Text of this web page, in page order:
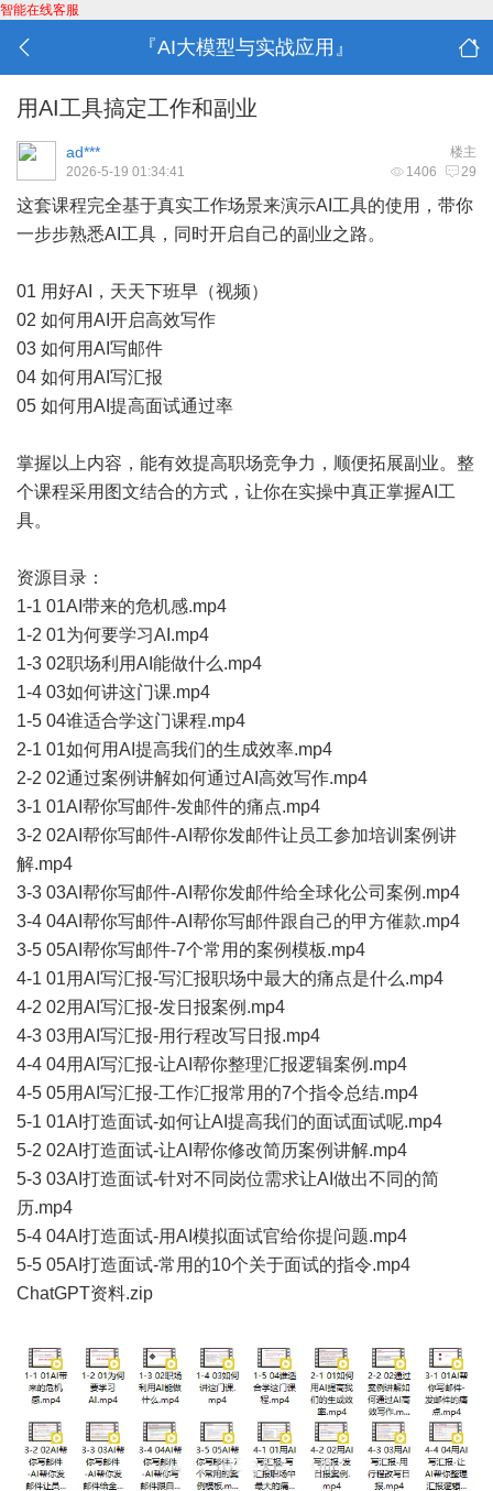
智能在线客服
『AI大模型与实战应用』
用AI工具搞定工作和副业
楼主
ad***
1406 29
2026-5-19 01:34:41
这套课程完全基于真实工作场景来演示AI工具的使用，带你
一步步熟悉AI工具，同时开启自己的副业之路。
01 用好AI，天天下班早（视频）
02 如何用AI开启高效写作
03 如何用AI写邮件
04 如何用AI写汇报
05 如何用AI提高面试通过率
掌握以上内容，能有效提高职场竞争力，顺便拓展副业。整
个课程采用图文结合的方式，让你在实操中真正掌握AI工
具。
资源目录：
1-1 01AI带来的危机感.mp4
1-2 01为何要学习AI.mp4
1-3 02职场利用AI能做什么.mp4
1-4 03如何讲这门课.mp4
1-5 04谁适合学这门课程.mp4
2-1 01如何用AI提高我们的生成效率.mp4
2-2 02通过案例讲解如何通过AI高效写作.mp4
3-1 01AI帮你写邮件-发邮件的痛点.mp4
3-2 02AI帮你写邮件-AI帮你发邮件让员工参加培训案例讲
解.mp4
3-3 03AI帮你写邮件-AI帮你发邮件给全球化公司案例.mp4
3-4 04AI帮你写邮件-AI帮你写邮件跟自己的甲方催款.mp4
3-5 05AI帮你写邮件-7个常用的案例模板.mp4
4-1 01用AI写汇报-写汇报职场中最大的痛点是什么.mp4
4-2 02用AI写汇报-发日报案例.mp4
4-3 03用AI写汇报-用行程改写日报.mp4
4-4 04用AI写汇报-让AI帮你整理汇报逻辑案例.mp4
4-5 05用AI写汇报-工作汇报常用的7个指令总结.mp4
5-1 01AI打造面试-如何让AI提高我们的面试面试呢.mp4
5-2 02AI打造面试-让AI帮你修改简历案例讲解.mp4
5-3 03AI打造面试-针对不同岗位需求让AI做出不同的简
历.mp4
5-4 04AI打造面试-用AI模拟面试官给你提问题.mp4
5-5 05AI打造面试-常用的10个关于面试的指令.mp4
ChatGPT资料.zip